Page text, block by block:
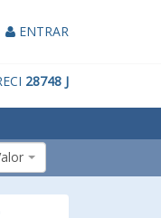
ENTRAR
28748 J